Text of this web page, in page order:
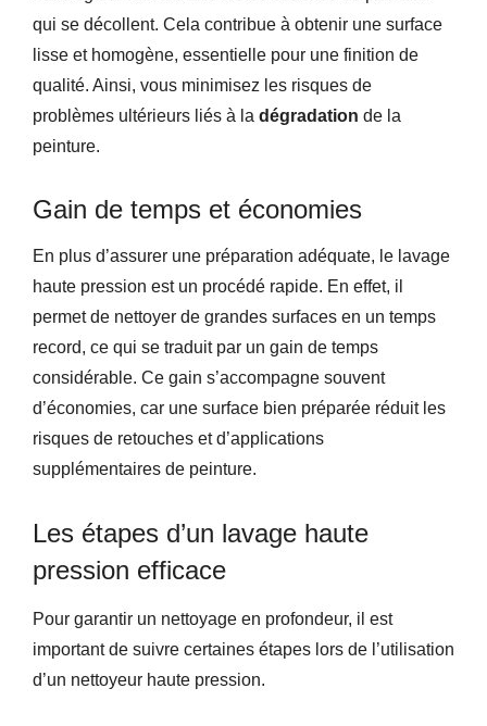
qui se décollent. Cela contribue à obtenir une surface
lisse et homogène, essentielle pour une finition de
qualité. Ainsi, vous minimisez les risques de
problèmes ultérieurs liés à la dégradation de la
peinture.
Gain de temps et économies
En plus d’assurer une préparation adéquate, le lavage
haute pression est un procédé rapide. En effet, il
permet de nettoyer de grandes surfaces en un temps
record, ce qui se traduit par un gain de temps
considérable. Ce gain s’accompagne souvent
d’économies, car une surface bien préparée réduit les
risques de retouches et d’applications
supplémentaires de peinture.
Les étapes d’un lavage haute
pression efficace
Pour garantir un nettoyage en profondeur, il est
important de suivre certaines étapes lors de l’utilisation
d’un nettoyeur haute pression.